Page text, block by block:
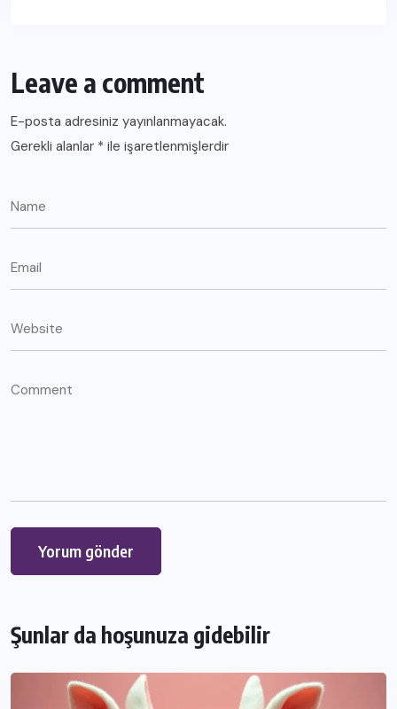
Leave a comment
E-posta adresiniz yayınlanmayacak.
Gerekli alanlar * ile işaretlenmişlerdir
Şunlar da hoşunuza gidebilir